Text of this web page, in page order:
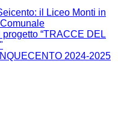
il Liceo Monti in
progetto “TRACCE DEL
2024-2025